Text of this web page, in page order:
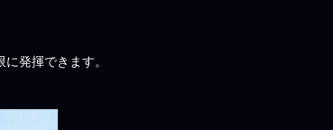
発揮できます。